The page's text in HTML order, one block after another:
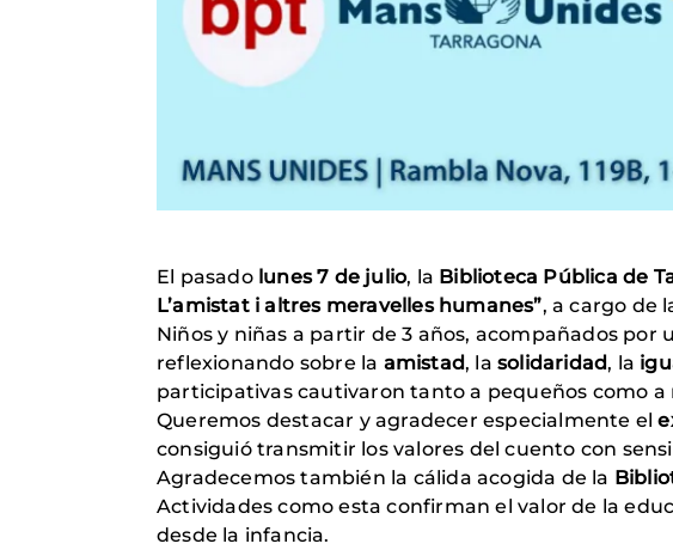
El pasado lunes 7 de julio, la Biblioteca Pública de
L’amistat i altres meravelles humanes”, a cargo de
Niños y niñas a partir de 3 años, acompañados
reflexionando sobre la amistad, lasolidaridad, la
participativas cautivaron tanto a pequeños como a
Queremos destacar y agradecer especialmente el
consiguió transmitir los valores del cuento con
Agradecemos también la cálida acogida de la
Actividades como esta confirman el valor de la
desde la infancia.